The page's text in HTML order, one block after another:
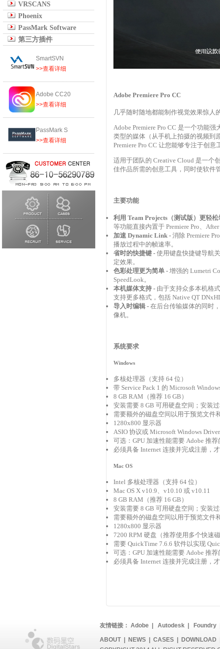
VRSCANS
Phoenix
PassMark Software
第三方插件
SmartSVN
>>查看详细
Adobe CC20
>>查看详细
PassMark S
>>查看详细
Adobe Premiere Pro CC
几乎随时随地都能制作视觉效果惊人
Adobe Premiere Pro CC 是一个功能
类型的媒体（从手机上拍摄的视频到
Premiere Pro CC 让您能够专注于创
适用于团队的 Creative Cloud 是一个
佳作品所需的创意工具，同时使软件
主要功能
利用 Team Projects（测试版）更轻
等功能直接内置于 Premiere Pro、
加速 Dynamic Link - 消除 Premiere
播放过程中的帧速率。
省时的快捷键 - 使用键盘快捷键导航
定效果。
色彩处理更为简单 - 增强的 Lumetri
SpeedLook。
本机媒体支持 - 由于支持众多本机格
支持更多格式，包括 Native QT
导入时编辑 - 在后台传输媒体的同时
像机。
系统要求
Windows
多核处理器（支持 64 位）
带 Service Pack 1 的 Microsoft
8 GB RAM（推荐 16 GB）
安装需要 8 GB 可用硬盘空间；安装
需要额外的磁盘空间以用于预览文件
1280x800 显示器
ASIO 协议或 Microsoft Windows
可选：GPU 加速性能需要 Adobe 推荐
必须具备 Internet 连接并完成注册，
Mac OS
Intel 多核处理器（支持 64 位）
Mac OS X v10.9、v10.10 或 v10.11
8 GB RAM（推荐 16 GB）
安装需要 8 GB 可用硬盘空间；安装
需要额外的磁盘空间以用于预览文件
1280x800 显示器
7200 RPM 硬盘（推荐使用多个快速
需要 QuickTime 7.6.6 软件以实现
可选：GPU 加速性能需要 Adobe 推荐
必须具备 Internet 连接并完成注册，
友情链接： Adobe Autodesk Foundry
ABOUT| NEWS CASES DOWNLOAD